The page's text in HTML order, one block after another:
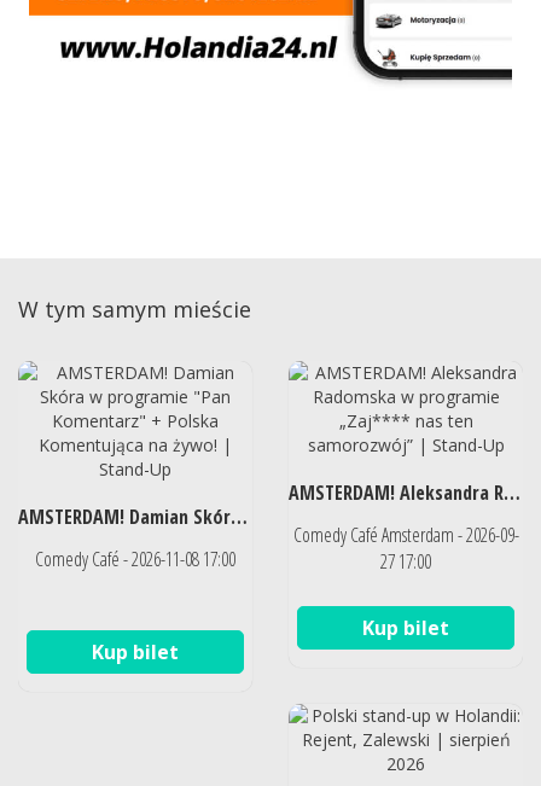
W tym samym mieście
AMSTERDAM! Damian Skóra w programie "Pan Komentarz" + Polska Komentująca na żywo! | Stand-Up
Comedy Café - 2026-11-08 17:00
Kup bilet
AMSTERDAM! Aleksandra Radomska w programie „Zaj**** nas ten samorozwój” | Stand-Up
Comedy Café Amsterdam - 2026-09-
27 17:00
Kup bilet